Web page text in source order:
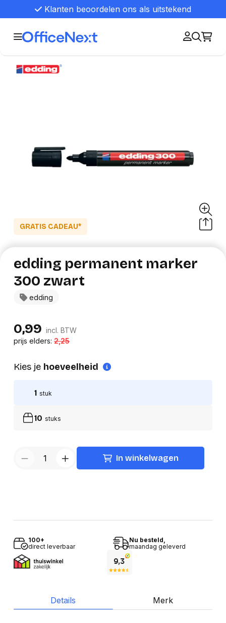
Klanten beoordelen ons als uitstekend
GRATIS CADEAU*
edding
edding permanent marker
300 zwart
0,99 incl. BTW
prijs elders:2,25
Kies je hoeveelheid
1 stuk
10 stuks
In winkelwagen
100+
direct leverbaar
Nu besteld,
maandag geleverd
Details Merk